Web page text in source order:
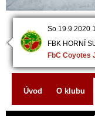
So 19.9.2020
FBK HORNÍ
FbC Coyotes
Úvod O klubu